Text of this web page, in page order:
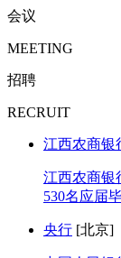
会议
MEETING
招聘
RECRUIT
江西农商银
江西农商银
530名应届
央行 [北京]